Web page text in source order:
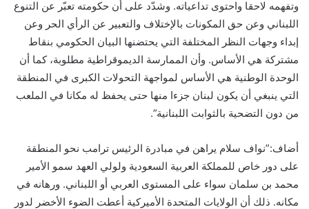
وتفهمه لاحقا واحتوى تداعياته. وشدّد على أن حكومته تعبّر عن التنوع
اللبناني وعن حق المكونات بالإختلاف والتعبير عن الرأي الحر وعن
إبداء وجهات النظر المختلفة التي يحتضنها البيان الحكومي بنقاط
مشتركة هي الأساس. وأن الممارسة الديموقراطية مطلوبة، كما أن
الوحدة الوطنية هي الأساس لمواجهة التحولات الكبرى في المنطقة
التي ينبغي أن يكون لبنان جزءا منها حتى يحفظ له مكانا في الملعب
من دون التضحية بالثوابت اللبنانية”.
أضاف:”نواف سلام يراهن في مبادرة الرئيس ترامب نحو المنطقة
على دور خاص للمملكة العربية السعودية ولولي العهد سمو الأمير
محمد بن سلمان سواء على المستوى العربي أو اللبناني. ورهانه في
مكانه. ذلك أن الولايات المتحدة الأميركية أعطت الضوء الأخضر لدور